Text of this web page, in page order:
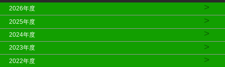
2026年度
>
2025年度 >
2024年度 >
2023年度 >
2022年度 >